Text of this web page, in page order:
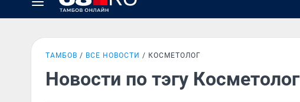
ТАМБОВ ВСЕ НОВОСТИ КОСМЕТОЛОГ
Новости по тэгу Косметолог